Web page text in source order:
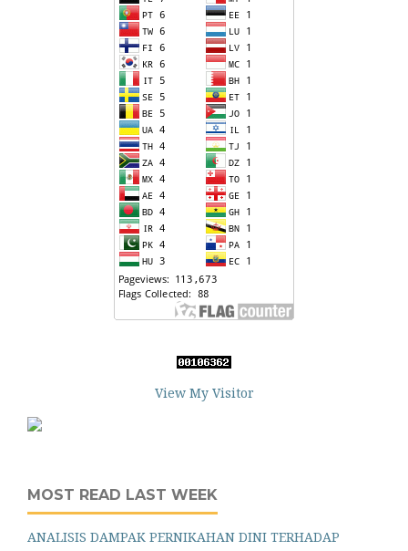
View My Visitor
MOST READ LAST WEEK
ANALISIS DAMPAK PERNIKAHAN DINI TERHADAP